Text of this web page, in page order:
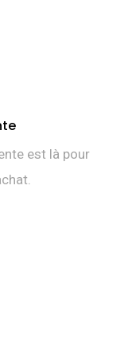
est là pour